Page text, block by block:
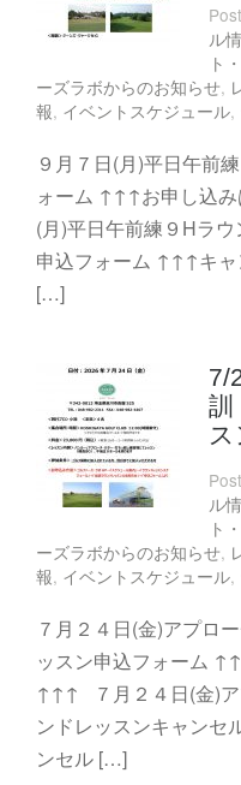
ル
ト
ーズラボからのお知らせ,
報, イベントスケジュール,
９月７日(月)平日午前
ォーム ↑↑↑お申し込
(月)平日午前練９Hラ
申込フォーム ↑↑↑キ
[…]
7/
訓
ル
ト
ーズラボからのお知らせ,
報, イベントスケジュール,
７月２４日(金)アプロ
ッスン申込フォーム
↑↑↑ ７月２４日(金)ア
ンドレッスンキャン
ンセル […]